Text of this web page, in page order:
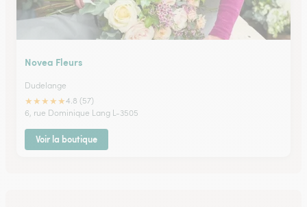
Novea Fleurs
Dudelange
★★★★★4.8 (57)
6, rue Dominique Lang L-3505
Voir la boutique